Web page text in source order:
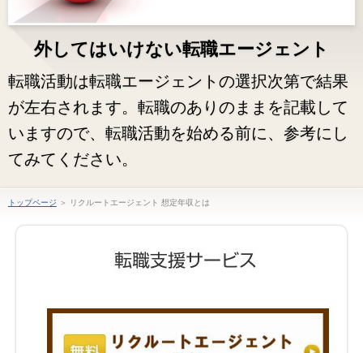
外してはいけない転職エージェント
転職活動は転職エージェントの選択次第で結果
が左右されます。転職のありのままを記載して
いますので、転職活動を始める前に、参考にし
てみてください。
トップページ ＞ リクルートエージェント 想定年収とは